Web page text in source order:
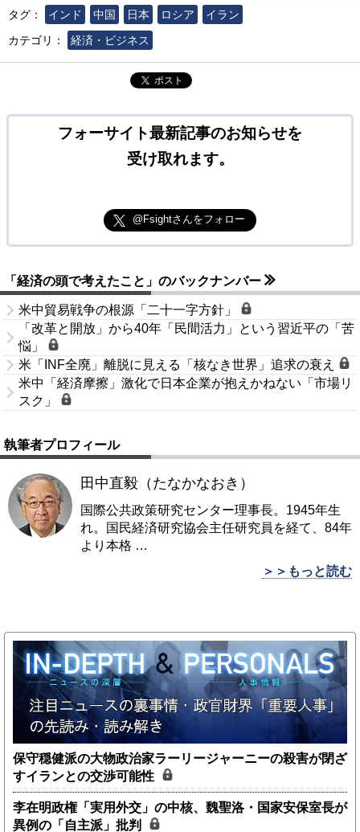
タグ： インド 中国 日本 ロシア
イラン
カテゴリ：
経済・ビジネス
ポスト
フォーサイト最新記事のお知らせを
受け取れます。
@Fsightさんをフォロー
「経済の頭で考えたこと」のバックナンバー
米中貿易戦争の根源「二十一字方針」
「改革と開放」から40年「民間活力」という習近平の「苦
悩」
米「INF全廃」離脱に見える「核なき世界」追求の衰え
米中「経済摩擦」激化で日本企業が抱えかねない「市場リ
スク」
執筆者プロフィール
田中直毅（たなかなおき）
国際公共政策研究センター理事長。1945年生
れ。国民経済研究協会主任研究員を経て、84年
より本格 …
＞＞もっと読む
保守穏健派の大物政治家ラーリージャーニーの殺害が閉ざ
すイランとの交渉可能性
李在明政権「実用外交」の中核、魏聖洛・国家安保室長が
異例の「自主派」批判